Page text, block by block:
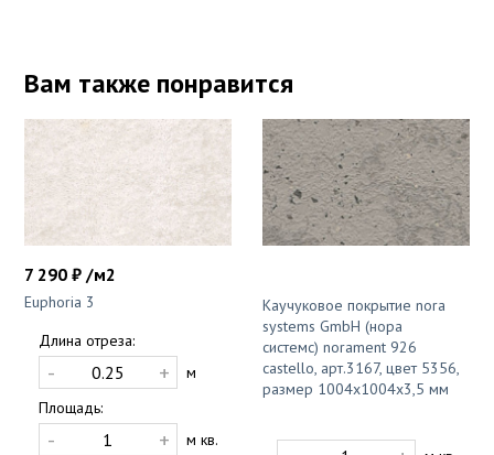
Вам также понравится
7 290 ₽ /м2
Euphoria 3
Длина отреза:
- +
м
Площадь:
- + м кв.
Каучуковое покрытие nora
systems GmbH (нора
системс) norament 926
castello, арт.3167, цвет 5356,
размер 1004х1004х3,5 мм